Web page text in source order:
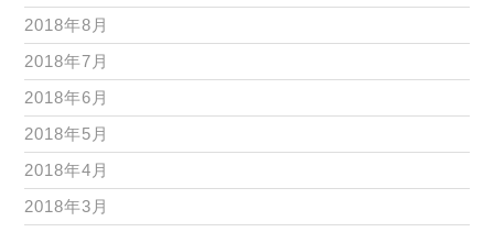
2018年8月
2018年7月
2018年6月
2018年5月
2018年4月
2018年3月